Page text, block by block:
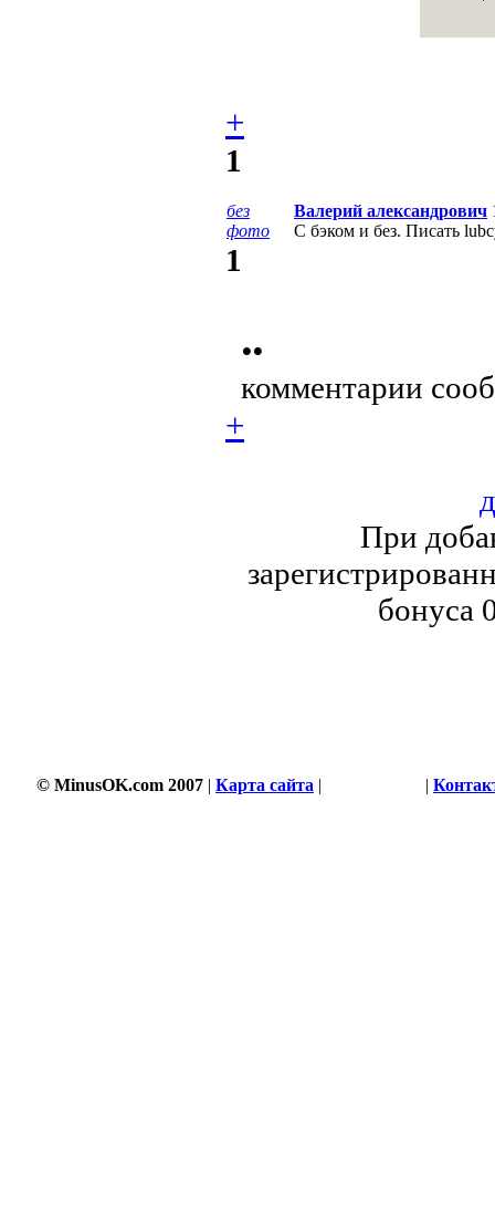
+
1
без
фото
Валерий александрович
С бэком и без. Писать
1
••
комментарии
+
При
бонуса
© MinusOK.com 2007 | Карта сайта | |